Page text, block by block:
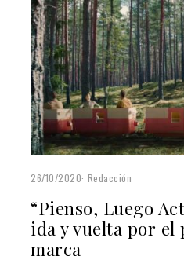
26/10/2020 Redacción
“Pienso, Luego
ida y vuelta por el
marca